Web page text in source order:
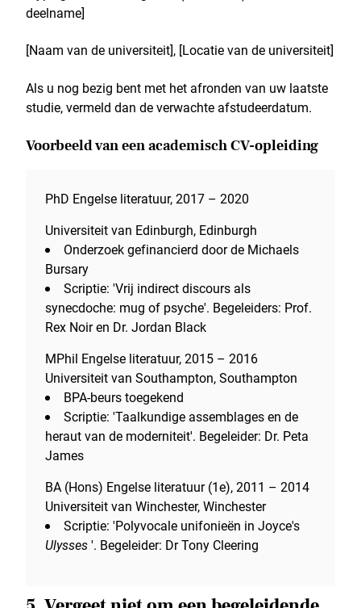
deelname]
[Naam van de universiteit], [Locatie van de universiteit]
Als u nog bezig bent met het afronden van uw laatste
studie, vermeld dan de verwachte afstudeerdatum.
Voorbeeld van een academisch CV-opleiding
PhD Engelse literatuur, 2017 – 2020
Universiteit van Edinburgh, Edinburgh
Onderzoek gefinancierd door de Michaels
Bursary
Scriptie: 'Vrij indirect discours als
synecdoche: mug of psyche'. Begeleiders: Prof.
Rex Noir en Dr. Jordan Black
MPhil Engelse literatuur, 2015 – 2016
Universiteit van Southampton, Southampton
BPA-beurs toegekend
Scriptie: 'Taalkundige assemblages en de
heraut van de moderniteit'. Begeleider: Dr. Peta
James
BA (Hons) Engelse literatuur (1e), 2011 – 2014
Universiteit van Winchester, Winchester
Scriptie: 'Polyvocale unifonieën in Joyce's
Ulysses'. Begeleider: Dr Tony Cleering